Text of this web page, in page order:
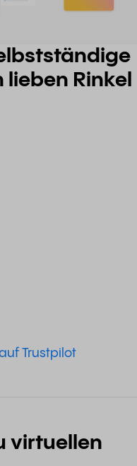
lieben Rinkel
Trustpilot
virtuellen